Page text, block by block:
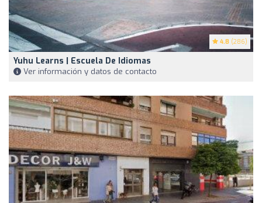
4.8 (286)
Yuhu Learns | Escuela De Idiomas
Ver información y datos de contacto